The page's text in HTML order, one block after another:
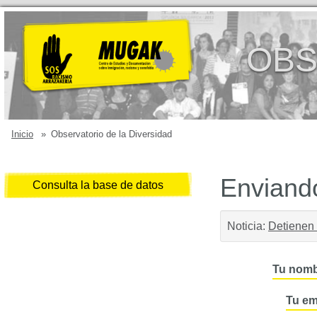
Inicio » Observatorio de la Diversidad
Consulta la base de datos
Noticia:
Tu
Tu